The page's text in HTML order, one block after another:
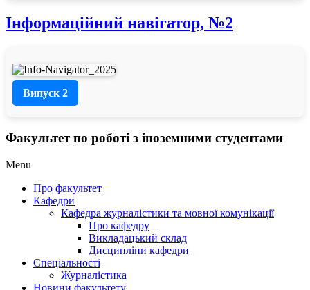
Інформаційний навігатор, №2
Випуск 2
Факультет по роботі з іноземними студентами
Menu
Про факультет
Кафедри
Кафедра журналістики та мовної комунікації
Про кафедру
Викладацький склад
Дисципліни кафедри
Спеціальності
Журналістика
Новини факультету